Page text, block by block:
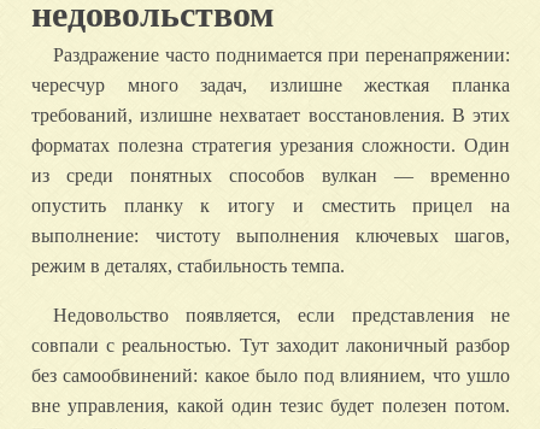
недовольством
Раздражение часто поднимается при перенапряжении:
чересчур много задач, излишне жесткая планка
требований, излишне нехватает восстановления. В этих
форматах полезна стратегия урезания сложности. Один
из среди понятных способов вулкан — временно
опустить планку к итогу и сместить прицел на
выполнение: чистоту выполнения ключевых шагов,
режим в деталях, стабильность темпа.
Недовольство появляется, если представления не
совпали с реальностью. Тут заходит лаконичный разбор
без самообвинений: какое было под влиянием, что ушло
вне управления, какой один тезис будет полезен потом.